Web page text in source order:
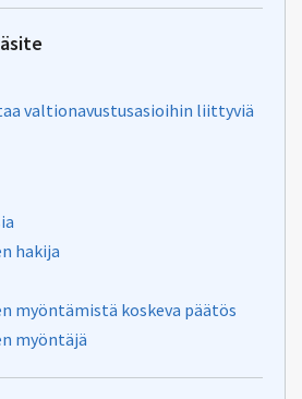
valtionavustusasioihin liittyviä
hakija
myöntämistä koskeva päätös
myöntäjä